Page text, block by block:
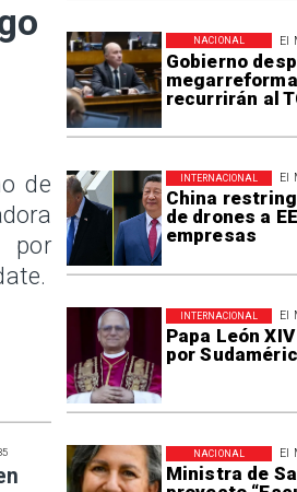
El
Gobierno
recurrirán al
NACIONAL
El
China
de drones a
empresas
INTERNACIONAL
El
Papa León
por
INTERNACIONAL
El
Ministra de
NACIONAL
de
por